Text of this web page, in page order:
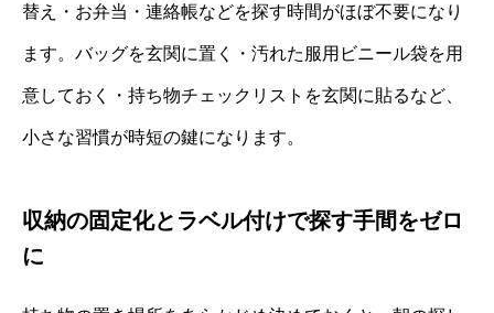
替え・お弁当・連絡帳などを探す時間がほぼ不要になり
ます。バッグを玄関に置く・汚れた服用ビニール袋を用
意しておく・持ち物チェックリストを玄関に貼るなど、
小さな習慣が時短の鍵になります。
収納の固定化とラベル付けで探す手間をゼロ
に